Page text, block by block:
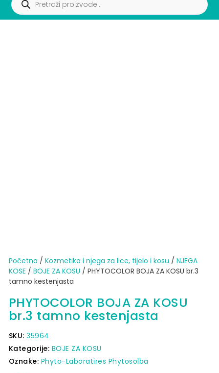
Početna / Kozmetika i njega za lice, tijelo i kosu / NJEGA
KOSE / BOJE ZA KOSU / PHYTOCOLOR BOJA ZA KOSU br.3
tamno kestenjasta
PHYTOCOLOR BOJA ZA KOSU
br.3 tamno kestenjasta
SKU:35964
Kategorije: BOJE ZA KOSU
Oznake: Phyto-Laboratires Phytosolba